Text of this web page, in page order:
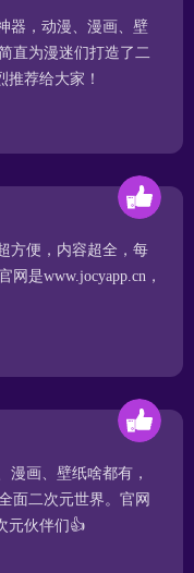
器，动漫、漫画、壁
直为漫迷们打造了二
推荐给大家！
方便，内容超全，每
是www.jocyapp.cn，
漫画、壁纸啥都有，
面二次元世界。官网
元伙伴们👍